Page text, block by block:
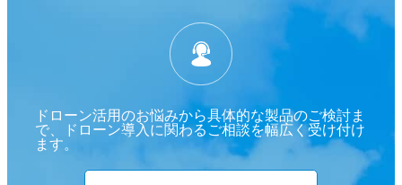
ドローン活用のお悩みから具体的な製品のご検討ま
で、ドローン導入に関わるご相談を幅広く受け付け
ます。